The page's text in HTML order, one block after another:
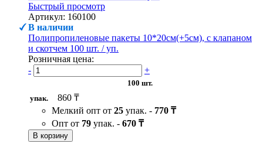
Быстрый просмотр
Артикул: 160100
В наличии
Полипропиленовые пакеты 10*20см(+5см), с клапаном
и скотчем 100 шт. / уп.
Розничная цена:
-
+
100 шт.
упак.
860 ₸
Мелкий опт от 25 упак. - 770 ₸
Опт от 79 упак. - 670 ₸
В корзину